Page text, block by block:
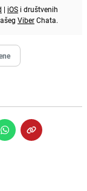
| iOS i društvenih
ViberChata.